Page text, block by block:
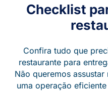
Checklist
Confira tudo que
restaurante para
Não queremos
uma operação